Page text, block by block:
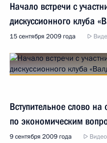
Начало встречи с
дискуссионного клуба
15 сентября 2009 года
Вступительное слово
по экономическим
9 сентября 2009 года